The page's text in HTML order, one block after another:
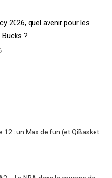
2026, quel avenir pour les
Bucks ?
12 : un Max de fun (et QiBasket